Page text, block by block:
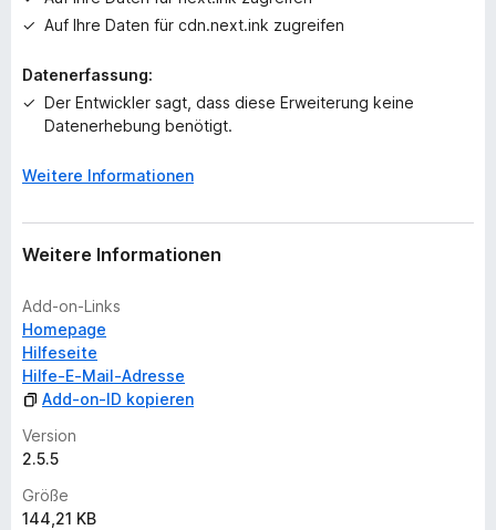
u
n
e
n
r
Auf Ihre Daten für cdn.next.ink zugreifen
Datenerfassung:
Der Entwickler sagt, dass diese Erweiterung keine
Datenerhebung benötigt.
Weitere Informationen
Weitere Informationen
Add-on-Links
Homepage
Hilfeseite
Hilfe-E-Mail-Adresse
Add-on-ID kopieren
Version
2.5.5
Größe
144,21 KB